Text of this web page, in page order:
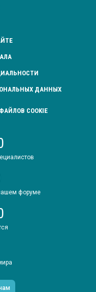
ДАННЫХ
COOKIE
форуме